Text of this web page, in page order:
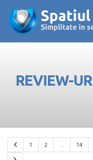
REVIEW-
1 2 14